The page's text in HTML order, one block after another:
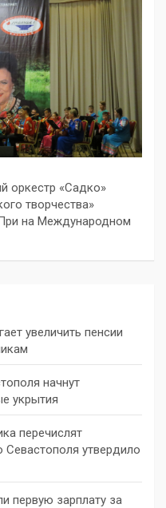
оркестр «Садко»
творчества»
на Международном
увеличить пенсии
начнут
укрытия
перечислят
Севастополя утвердило
первую зарплату за